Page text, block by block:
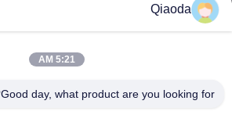
Dust Collection
جدول الهبوط
hbkedacc@gmail.com
86-0317-
Qiaoda
5:21 AM
Good day, what product are you looking for?